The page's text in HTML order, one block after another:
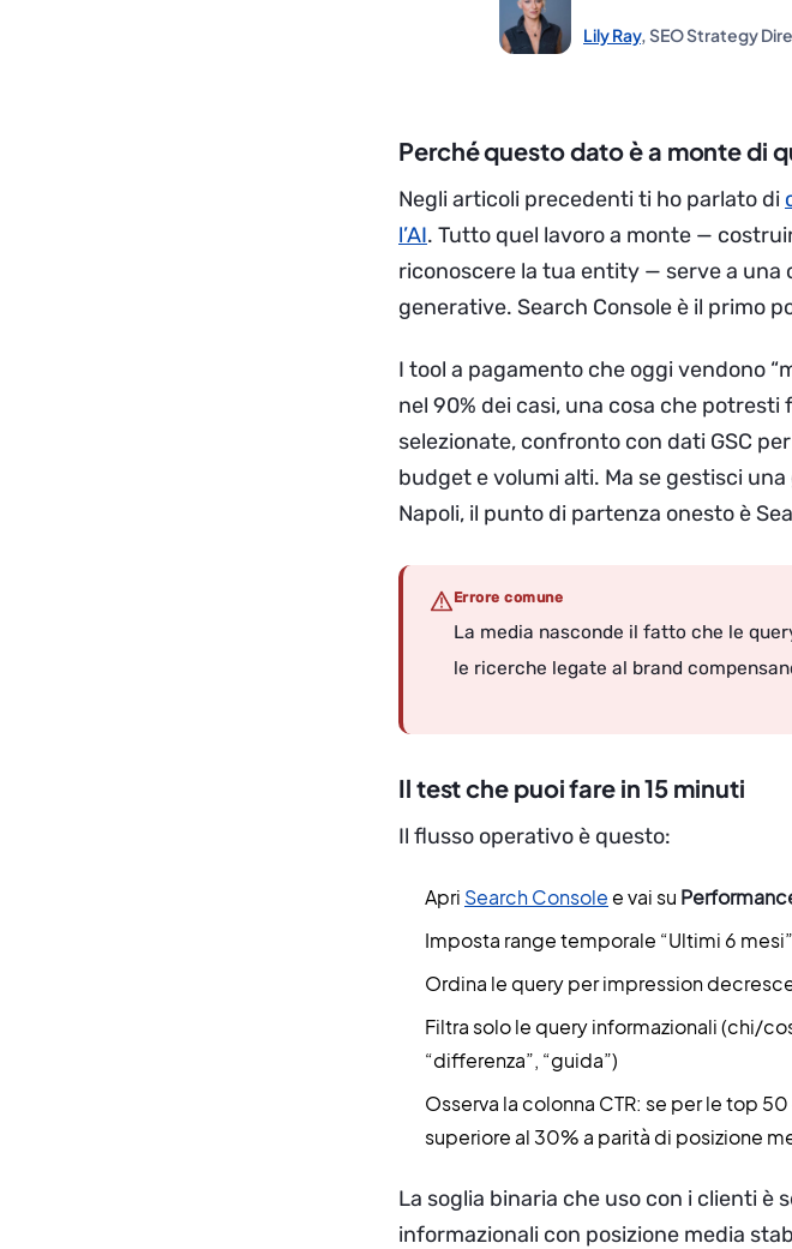
Lily Ray, SEO Strategy
Perché questo dato è a monte di
Negli articoli precedenti ti ho parlato di
l’AI. Tutto quel lavoro a monte —
riconoscere la tua entity — serve a una
generative. Search Console è il primo
I tool a pagamento che oggi vendono
nel 90% dei casi, una cosa che
selezionate, confronto con dati GSC
budget e volumi alti. Ma se gestisci
Napoli, il punto di partenza onesto è
Errore comune
La media nasconde il fatto che le
le ricerche legate al brand
Il test che puoi fare in 15 minuti
Il flusso operativo è questo:
Apri Search Consolee vai su
Imposta range temporale “Ultimi 6
Ordina le query per impression
Filtra solo le query informazionali (chi/
“differenza”, “guida”)
Osserva la colonna CTR: se per le top
superiore al 30% a parità di posizione
La soglia binaria che uso con i clienti è
informazionali con posizione media